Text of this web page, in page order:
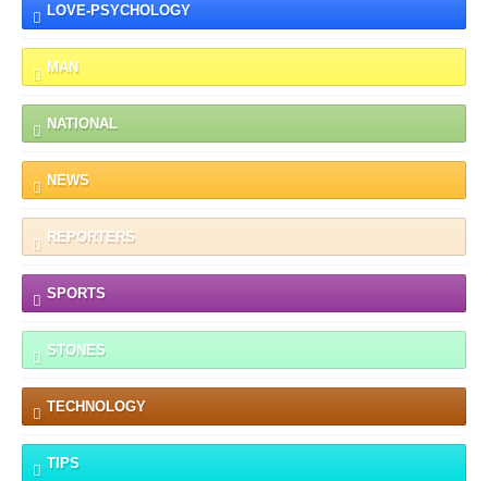
LOVE-PSYCHOLOGY
MAN
NATIONAL
NEWS
REPORTERS
SPORTS
STONES
TECHNOLOGY
TIPS